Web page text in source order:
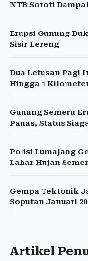
NTB Soroti
Erupsi Gunung
Sisir Lereng
Dua Letusan Pagi
Hingga 1
Gunung Semeru
Panas, Status
Polisi Lumajang
Lahar Hujan
Gempa Tektonik
Soputan Januari
Artikel